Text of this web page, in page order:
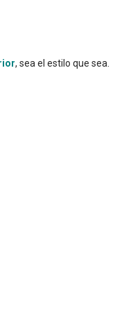
, sea el estilo que sea.